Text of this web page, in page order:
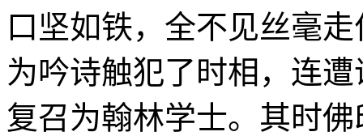
口坚如铁，全不见丝毫
为吟诗触犯了时相，连
复召为翰林学士。其时